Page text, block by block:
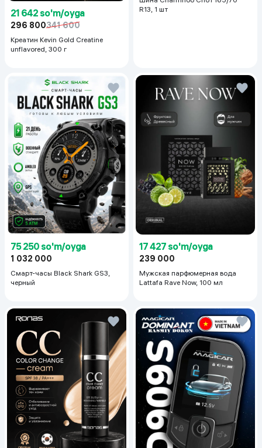
21 642 so'm/oyga
296 800341 600
Креатин Kevin Gold Creatine
unflavored, 300 г
R13, 1 шт
75 250 so'm/oyga
1 032 000
Смарт-часы Black Shark GS3,
черный
17 427 so'm/oyga
239 000
Мужская парфюмерная вода
Lattafa Rave Now, 100 мл